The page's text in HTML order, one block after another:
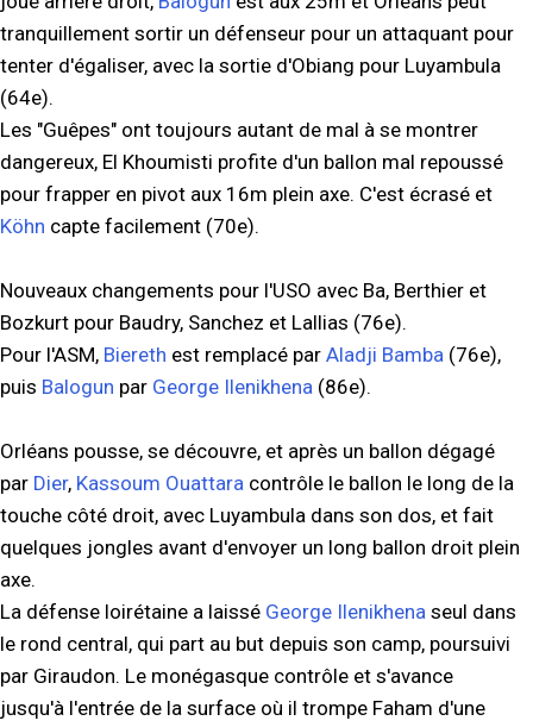
tranquillement sortir un défenseur pour un attaquant pour
tenter d'égaliser, avec la sortie d'Obiang pour Luyambula
(64e).
Les "Guêpes" ont toujours autant de mal à se montrer
dangereux, El Khoumisti profite d'un ballon mal repoussé
pour frapper en pivot aux 16m plein axe. C'est écrasé et
Köhn capte facilement (70e).
Nouveaux changements pour l'USO avec Ba, Berthier et
Bozkurt pour Baudry, Sanchez et Lallias (76e).
Pour l'ASM, Biereth est remplacé par Aladji Bamba (76e),
puis Balogun par George Ilenikhena (86e).
Orléans pousse, se découvre, et après un ballon dégagé
par Dier, Kassoum Ouattara contrôle le ballon le long de la
touche côté droit, avec Luyambula dans son dos, et fait
quelques jongles avant d'envoyer un long ballon droit plein
axe.
La défense loirétaine a laissé George Ilenikhena seul dans
le rond central, qui part au but depuis son camp, poursuivi
par Giraudon. Le monégasque contrôle et s'avance
jusqu'à l'entrée de la surface où il trompe Faham d'une